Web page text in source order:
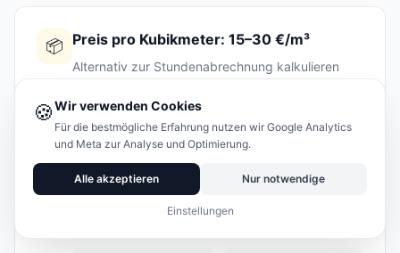
📦 Preis pro Kubikmeter: 15–30 €/m³
Alternativ zur Stundenabrechnung kalkulieren
Volumen. Der Preis liegt bei
Kubikmeter, je nach Entfernung und
Serviceleistung. Eine 2-Zimmer-Wohnung hat
typischerweise 20–30 m³ Umzugsgut, eine 4-
Zimmer-Wohnung 40–60 m³. Faustregel:1
Zimmer ≈ 10 m³. Lass dir am besten beide
🍪Wir verwenden Cookies
Für die bestmögliche Erfahrung nutzen wir Google Analytics
und Meta zur Analyse und Optimierung.
Alle akzeptieren Nur notwendige
Einstellungen